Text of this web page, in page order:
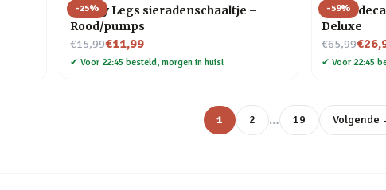
-25%
Happy Legs sieradenschaaltje –
Rood/pumps
€15,99
Nu voor€11,99
✔ Voor 22:45 besteld, morgen in huis!
-59%
Globe
Deluxe
€65,99
Nu voor
✔ Voor 22:45
1 2 … 19 Volgende